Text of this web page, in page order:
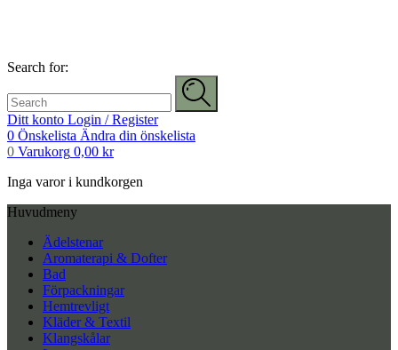
Search for:
Ditt konto Login / Register
0 Önskelista Ändra din önskelista
0 Varukorg 0,00 kr
Inga varor i kundkorgen
Huvudmeny
Ädelstenar
Aromaterapi & Dofter
Bad
Förpackningar
Hemtrevligt
Kläder & Textil
Klangskålar